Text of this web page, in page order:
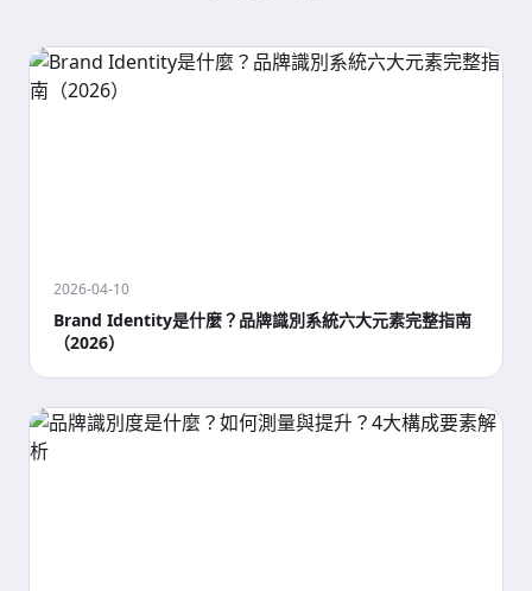
2026-04-10
Brand Identity是什麼？品牌識別系統六大元素完整指南
（2026）